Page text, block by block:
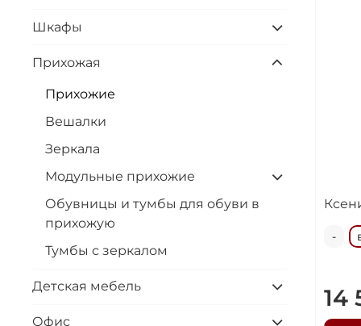
-
14
Шкафы
Прихожая
Прихожие
Вешалки
Зеркала
Модульные прихожие
Обувницы и тумбы для обуви в
прихожую
Тумбы с зеркалом
Детская мебель
Офис